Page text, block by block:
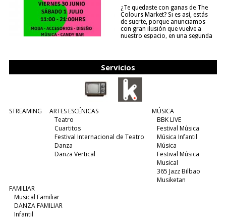
¿Te quedaste con ganas de The
Colours Market? Si es así, estás
de suerte, porque anunciamos
con gran ilusión que vuelve a
nuestro espacio, en una segunda
Servicios
STREAMING
ARTES ESCÉNICAS
Teatro
Cuartitos
Festival Internacional de Teatro
Danza
Danza Vertical
MÚSICA
BBK LIVE
Festival Música
Música Infantil
Música
Festival Música
Musical
365 Jazz Bilbao
Musiketan
FAMILIAR
Musical Familiar
DANZA FAMILIAR
Infantil